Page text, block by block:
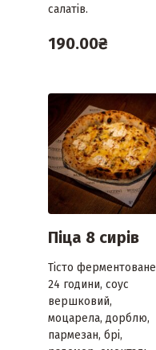
салатів.
190.00₴
Піца 8 сирів
Тісто ферментоване
24 години, соус
вершковий,
моцарела, дорблю,
пармезан, брі,